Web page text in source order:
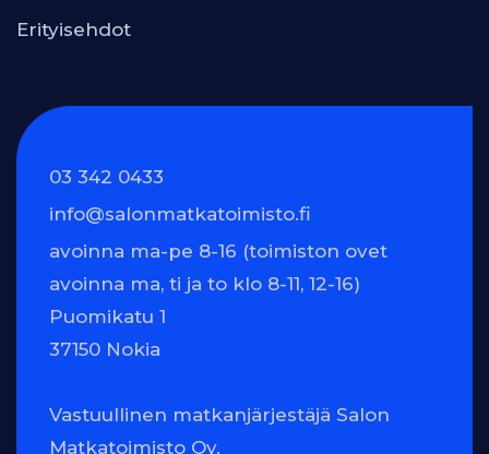
Erityisehdot
03 342 0433
info@salonmatkatoimisto.fi
avoinna ma-pe 8-16 (toimiston ovet
avoinna ma, ti ja to klo 8-11, 12-16)
Puomikatu 1
37150 Nokia
Vastuullinen matkanjärjestäjä Salon
Matkatoimisto Oy.